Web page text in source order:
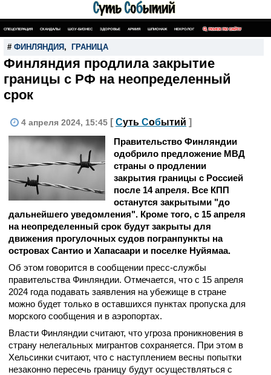
СПЕЦОПЕРАЦИЯ СКАНДАЛЫ ШОУ-БИЗНЕС ЗДОРОВЬЕ АРМИЯ ШПИОНАЖ НЕКРОЛОГ ПОИСК ПО САЙТУ
# ФИНЛЯНДИЯ , ГРАНИЦА
Финляндия продлила закрытие
границы с РФ на неопределенный
срок
4 апреля 2024, 15:45 [ Суть Событий ]
Правительство Финляндии
одобрило предложение МВД
страны о продлении
закрытия границы с Россией
после 14 апреля. Все КПП
останутся закрытыми "до
дальнейшего уведомления". Кроме того, с 15 апреля
на неопределенный срок будут закрыты для
движения прогулочных судов погранпункты на
островах Сантио и Хапасаари и поселке Нуйямаа.
Об этом говорится в сообщении пресс-службы
правительства Финляндии. Отмечается, что с 15 апреля
2024 года подавать заявления на убежище в стране
можно будет только в оставшихся пунктах пропуска для
морского сообщения и в аэропортах.
Власти Финляндии считают, что угроза проникновения в
страну нелегальных мигрантов сохраняется. При этом в
Хельсинки считают, что с наступлением весны попытки
незаконно пересечь границу будут осуществляться с